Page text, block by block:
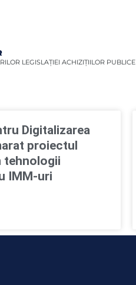
LEGISLAȚIEI ACHIZIȚIILOR PUBLICE
Digitalizarea
proiectul
tehnologii
IMM-uri